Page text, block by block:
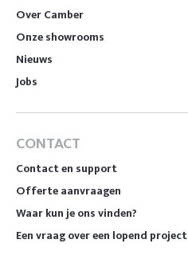
Over Camber
Onze showrooms
Nieuws
Jobs
CONTACT
Contact en support
Offerte aanvraagen
Waar kun je ons vinden?
Een vraag over een lopend project